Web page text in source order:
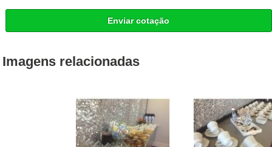
Enviar cotação
Imagens relacionadas